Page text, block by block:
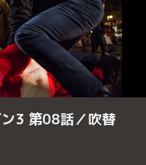
3 第08話／吹替